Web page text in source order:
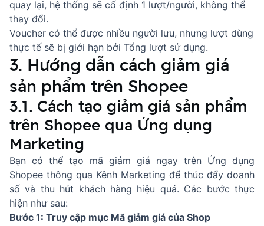
quay lại, hệ thống sẽ cố định 1 lượt/người, không thể
thay đổi.
Voucher có thể được nhiều người lưu, nhưng lượt dùng
thực tế sẽ bị giới hạn bởi Tổng lượt sử dụng.
3. Hướng dẫn cách giảm giá
sản phẩm trên Shopee
3.1. Cách tạo giảm giá sản phẩm
trên Shopee qua Ứng dụng
Marketing
Bạn có thể tạo mã giảm giá ngay trên Ứng dụng
Shopee thông qua Kênh Marketing để thúc đẩy doanh
số và thu hút khách hàng hiệu quả. Các bước thực
hiện như sau:
Bước 1: Truy cập mục Mã giảm giá của Shop